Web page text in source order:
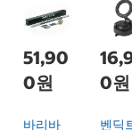
51,90
0원
바리바
0원
벤딕